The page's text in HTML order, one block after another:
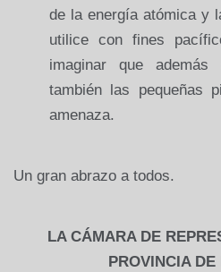
de la energía atómica y
utilice con fines
imaginar que
también las pequeñas
amenaza.
Un gran abrazo a todos.
LA CÁMARA DE
PROVINCIA DE